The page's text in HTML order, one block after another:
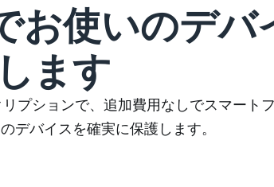
お使いのデバ
ます
プションで、追加費用なしでスマート
デバイスを確実に保護します。